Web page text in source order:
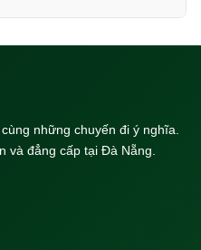
những chuyến đi ý nghĩa.
và đẳng cấp tại Đà Nẵng.